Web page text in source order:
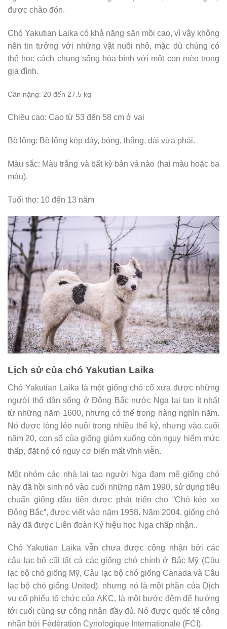
được chào đón.
Chó Yakutian Laika có khả năng săn mồi cao, vì vậy không
nên tin tưởng với những vật nuôi nhỏ, mặc dù chúng có
thể học cách chung sống hòa bình với một con mèo trong
gia đình.
Cân nặng: 20 đến 27.5 kg
Chiều cao: Cao từ 53 đến 58 cm ở vai
Bộ lông: Bộ lông kép dày, bóng, thẳng, dài vừa phải.
Màu sắc: Màu trắng và bất kỳ bản vá nào (hai màu hoặc ba
màu).
Tuổi thọ: 10 đến 13 năm
Lịch sử của chó Yakutian Laika
Chó Yakutian Laika là một giống chó cổ xưa được những
người thổ dân sống ở Đông Bắc nước Nga lai tạo ít nhất
từ ​​những năm 1600, nhưng có thể trong hàng nghìn năm.
Nó được lỏng lẻo nuôi trong nhiều thế kỷ, nhưng vào cuối
năm 20, con số của giống giảm xuống còn nguy hiểm mức
thấp, đặt nó có nguy cơ biến mất vĩnh viễn.
Một nhóm các nhà lai tạo người Nga đam mê giống chó
này đã hồi sinh nó vào cuối những năm 1990, sử dụng tiêu
chuẩn giống đầu tiên được phát triển cho “Chó kéo xe
Đông Bắc”, được viết vào năm 1958. Năm 2004, giống chó
này đã được Liên đoàn Ký hiệu học Nga chấp nhận..
Chó Yakutian Laika vẫn chưa được công nhận bởi các
câu lạc bộ cũi tất cả các giống chó chính ở Bắc Mỹ (Câu
lạc bộ chó giống Mỹ, Câu lạc bộ chó giống Canada và Câu
lạc bộ chó giống United), nhưng nó là một phần của Dịch
vụ cổ phiếu tổ chức của AKC, là một bước đệm để hướng
tới cuối cùng sự công nhận đầy đủ. Nó được quốc tế công
nhận bởi Fédération Cynologique Internationale (FCI).